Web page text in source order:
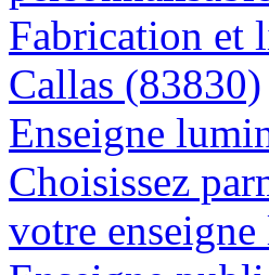
Fabrication et
Callas (83830)
Enseigne
Choisissez
votre